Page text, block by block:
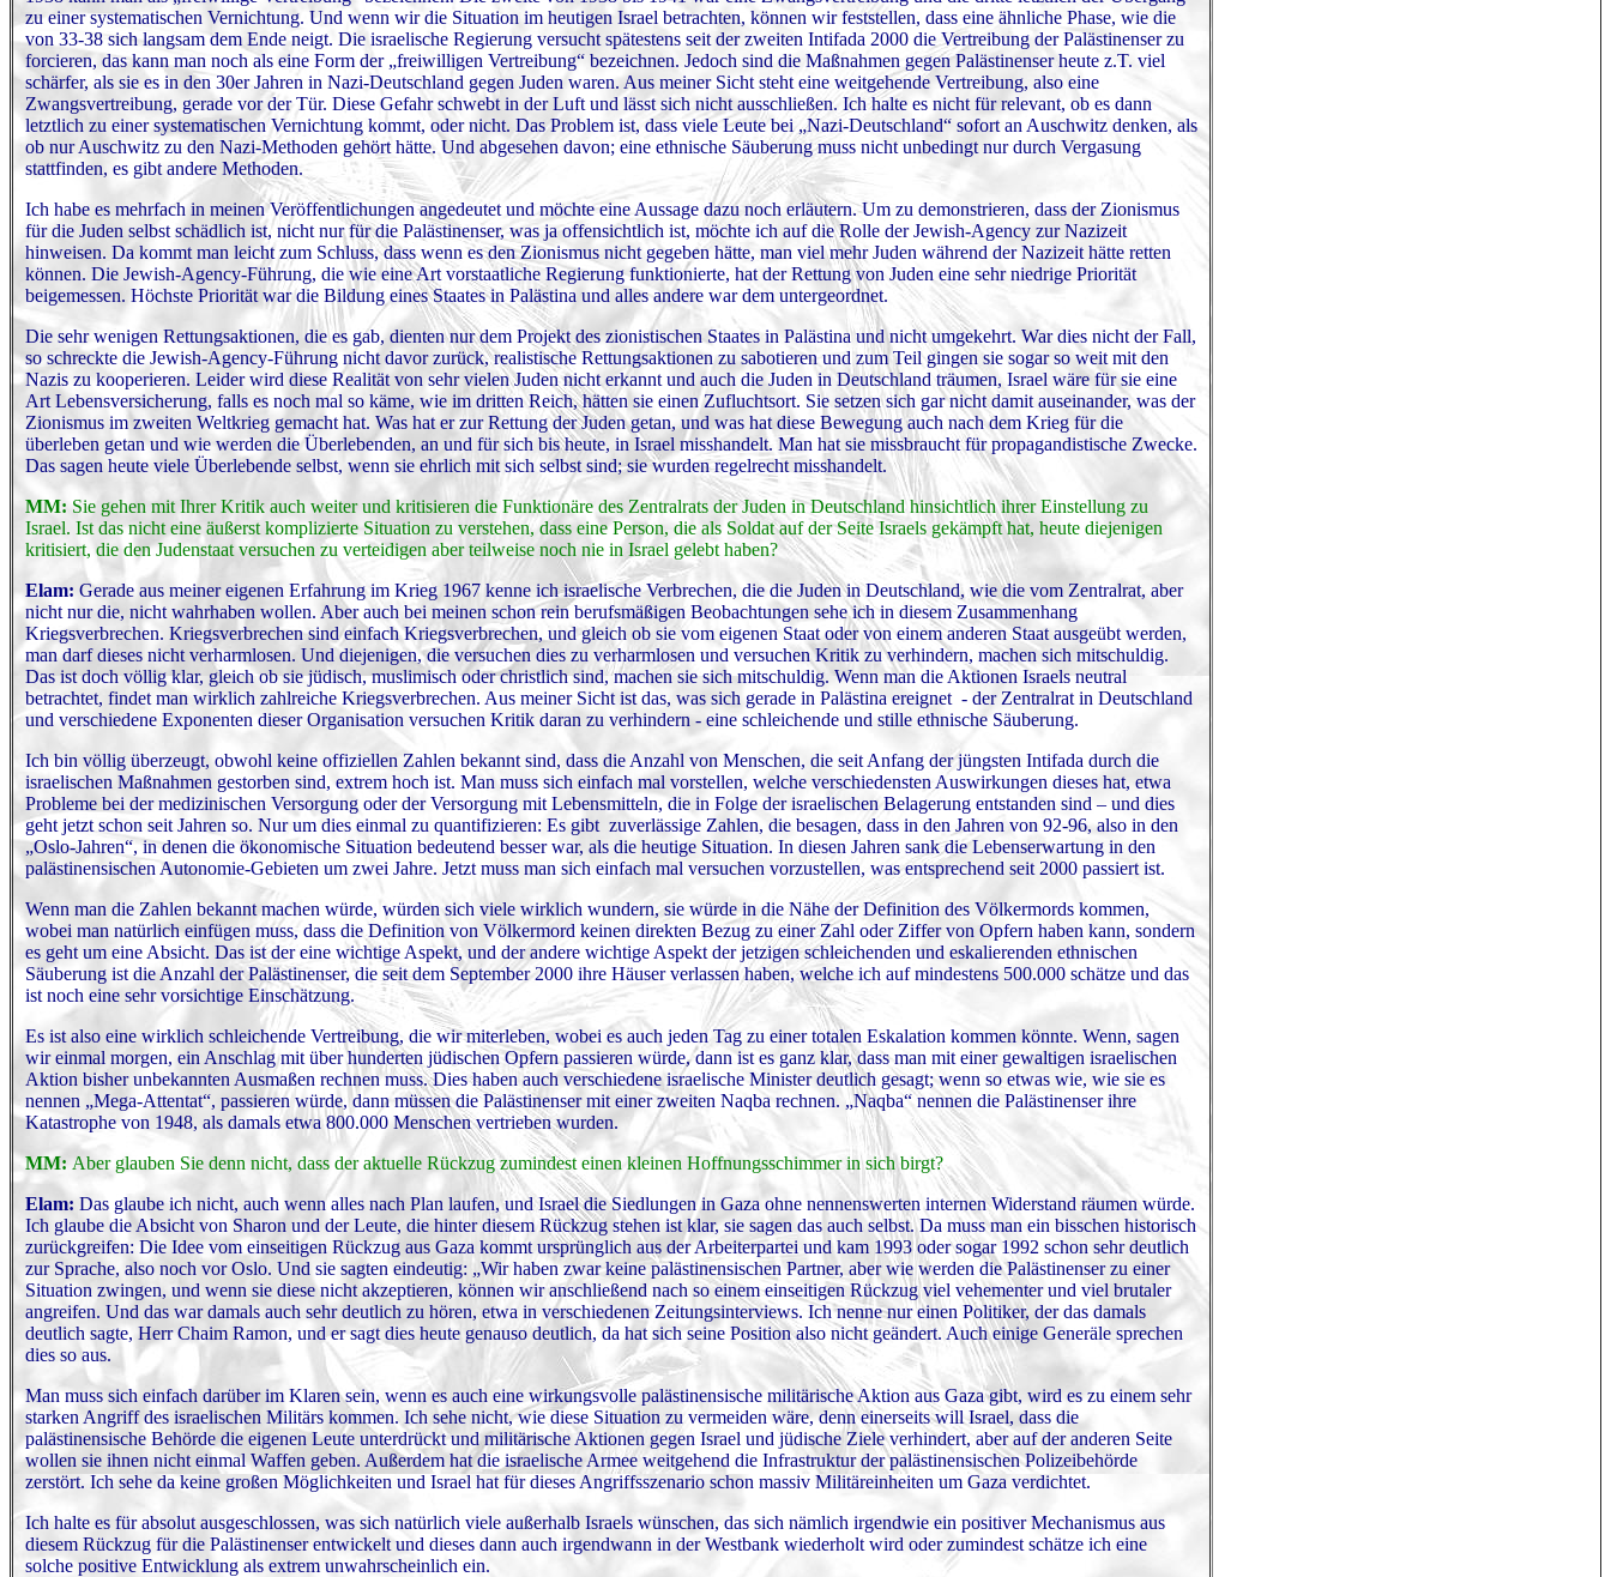
zu einer systematischen Vernichtung. Und wenn wir die Situation im heutigen Israel betrachten, können wir feststellen, dass eine ähnliche Phase, wie die
von 33-38 sich langsam dem Ende neigt. Die israelische Regierung versucht spätestens seit der zweiten Intifada 2000 die Vertreibung der Palästinenser zu
forcieren, das kann man noch als eine Form der „freiwilligen Vertreibung“ bezeichnen. Jedoch sind die Maßnahmen gegen Palästinenser heute z.T. viel
schärfer, als sie es in den 30er Jahren in Nazi-Deutschland gegen Juden waren. Aus meiner Sicht steht eine weitgehende Vertreibung, also eine
Zwangsvertreibung, gerade vor der Tür. Diese Gefahr schwebt in der Luft und lässt sich nicht ausschließen. Ich halte es nicht für relevant, ob es dann
letztlich zu einer systematischen Vernichtung kommt, oder nicht. Das Problem ist, dass viele Leute bei „Nazi-Deutschland“ sofort an Auschwitz denken, als
ob nur Auschwitz zu den Nazi-Methoden gehört hätte. Und abgesehen davon; eine ethnische Säuberung muss nicht unbedingt nur durch Vergasung
stattfinden, es gibt andere Methoden.
Ich habe es mehrfach in meinen Veröffentlichungen angedeutet und möchte eine Aussage dazu noch erläutern. Um zu demonstrieren, dass der Zionismus
für die Juden selbst schädlich ist, nicht nur für die Palästinenser, was ja offensichtlich ist, möchte ich auf die Rolle der Jewish-Agency zur Nazizeit
hinweisen. Da kommt man leicht zum Schluss, dass wenn es den Zionismus nicht gegeben hätte, man viel mehr Juden während der Nazizeit hätte retten
können. Die Jewish-Agency-Führung, die wie eine Art vorstaatliche Regierung funktionierte, hat der Rettung von Juden eine sehr niedrige Priorität
beigemessen. Höchste Priorität war die Bildung eines Staates in Palästina und alles andere war dem untergeordnet.
Die sehr wenigen Rettungsaktionen, die es gab, dienten nur dem Projekt des zionistischen Staates in Palästina und nicht umgekehrt. War dies nicht der Fall,
so schreckte die Jewish-Agency-Führung nicht davor zurück, realistische Rettungsaktionen zu sabotieren und zum Teil gingen sie sogar so weit mit den
Nazis zu kooperieren. Leider wird diese Realität von sehr vielen Juden nicht erkannt und auch die Juden in Deutschland träumen, Israel wäre für sie eine
Art Lebensversicherung, falls es noch mal so käme, wie im dritten Reich, hätten sie einen Zufluchtsort. Sie setzen sich gar nicht damit auseinander, was der
Zionismus im zweiten Weltkrieg gemacht hat. Was hat er zur Rettung der Juden getan, und was hat diese Bewegung auch nach dem Krieg für die
überleben getan und wie werden die Überlebenden, an und für sich bis heute, in Israel misshandelt. Man hat sie missbraucht für propagandistische Zwecke.
Das sagen heute viele Überlebende selbst, wenn sie ehrlich mit sich selbst sind; sie wurden regelrecht misshandelt.
MM:Sie gehen mit Ihrer Kritik auch weiter und kritisieren die Funktionäre des Zentralrats der Juden in Deutschland hinsichtlich ihrer Einstellung zu
Israel. Ist das nicht eine äußerst komplizierte Situation zu verstehen, dass eine Person, die als Soldat auf der Seite Israels gekämpft hat, heute diejenigen
kritisiert, die den Judenstaat versuchen zu verteidigen aber teilweise noch nie in Israel gelebt haben?
Elam: Gerade aus meiner eigenen Erfahrung im Krieg 1967 kenne ich israelische Verbrechen, die die Juden in Deutschland, wie die vom Zentralrat, aber
nicht nur die, nicht wahrhaben wollen. Aber auch bei meinen schon rein berufsmäßigen Beobachtungen sehe ich in diesem Zusammenhang
Kriegsverbrechen. Kriegsverbrechen sind einfach Kriegsverbrechen, und gleich ob sie vom eigenen Staat oder von einem anderen Staat ausgeübt werden,
man darf dieses nicht verharmlosen. Und diejenigen, die versuchen dies zu verharmlosen und versuchen Kritik zu verhindern, machen sich mitschuldig.
Das ist doch völlig klar, gleich ob sie jüdisch, muslimisch oder christlich sind, machen sie sich mitschuldig. Wenn man die Aktionen Israels neutral
betrachtet, findet man wirklich zahlreiche Kriegsverbrechen. Aus meiner Sicht ist das, was sich gerade in Palästina ereignet - der Zentralrat in Deutschland
und verschiedene Exponenten dieser Organisation versuchen Kritik daran zu verhindern - eine schleichende und stille ethnische Säuberung.
Ich bin völlig überzeugt, obwohl keine offiziellen Zahlen bekannt sind, dass die Anzahl von Menschen, die seit Anfang der jüngsten Intifada durch die
israelischen Maßnahmen gestorben sind, extrem hoch ist. Man muss sich einfach mal vorstellen, welche verschiedensten Auswirkungen dieses hat, etwa
Probleme bei der medizinischen Versorgung oder der Versorgung mit Lebensmitteln, die in Folge der israelischen Belagerung entstanden sind – und dies
geht jetzt schon seit Jahren so. Nur um dies einmal zu quantifizieren: Es gibt zuverlässige Zahlen, die besagen, dass in den Jahren von 92-96, also in den
„Oslo-Jahren“, in denen die ökonomische Situation bedeutend besser war, als die heutige Situation. In diesen Jahren sank die Lebenserwartung in den
palästinensischen Autonomie-Gebieten um zwei Jahre. Jetzt muss man sich einfach mal versuchen vorzustellen, was entsprechend seit 2000 passiert ist.
Wenn man die Zahlen bekannt machen würde, würden sich viele wirklich wundern, sie würde in die Nähe der Definition des Völkermords kommen,
wobei man natürlich einfügen muss, dass die Definition von Völkermord keinen direkten Bezug zu einer Zahl oder Ziffer von Opfern haben kann, sondern
es geht um eine Absicht. Das ist der eine wichtige Aspekt, und der andere wichtige Aspekt der jetzigen schleichenden und eskalierenden ethnischen
Säuberung ist die Anzahl der Palästinenser, die seit dem September 2000 ihre Häuser verlassen haben, welche ich auf mindestens 500.000 schätze und das
ist noch eine sehr vorsichtige Einschätzung.
Es ist also eine wirklich schleichende Vertreibung, die wir miterleben, wobei es auch jeden Tag zu einer totalen Eskalation kommen könnte. Wenn, sagen
wir einmal morgen, ein Anschlag mit über hunderten jüdischen Opfern passieren würde, dann ist es ganz klar, dass man mit einer gewaltigen israelischen
Aktion bisher unbekannten Ausmaßen rechnen muss. Dies haben auch verschiedene israelische Minister deutlich gesagt; wenn so etwas wie, wie sie es
nennen „Mega-Attentat“, passieren würde, dann müssen die Palästinenser mit einer zweiten Naqba rechnen. „Naqba“ nennen die Palästinenser ihre
Katastrophe von 1948, als damals etwa 800.000 Menschen vertrieben wurden.
MM: Aber glauben Sie denn nicht, dass der aktuelle Rückzug zumindest einen kleinen Hoffnungsschimmer in sich birgt?
Elam: Das glaube ich nicht, auch wenn alles nach Plan laufen, und Israel die Siedlungen in Gaza ohne nennenswerten internen Widerstand räumen würde.
Ich glaube die Absicht von Sharon und der Leute, die hinter diesem Rückzug stehen ist klar, sie sagen das auch selbst. Da muss man ein bisschen historisch
zurückgreifen: Die Idee vom einseitigen Rückzug aus Gaza kommt ursprünglich aus der Arbeiterpartei und kam 1993 oder sogar 1992 schon sehr deutlich
zur Sprache, also noch vor Oslo. Und sie sagten eindeutig: „Wir haben zwar keine palästinensischen Partner, aber wie werden die Palästinenser zu einer
Situation zwingen, und wenn sie diese nicht akzeptieren, können wir anschließend nach so einem einseitigen Rückzug viel vehementer und viel brutaler
angreifen. Und das war damals auch sehr deutlich zu hören, etwa in verschiedenen Zeitungsinterviews. Ich nenne nur einen Politiker, der das damals
deutlich sagte, Herr Chaim Ramon, und er sagt dies heute genauso deutlich, da hat sich seine Position also nicht geändert. Auch einige Generäle sprechen
dies so aus.
Man muss sich einfach darüber im Klaren sein, wenn es auch eine wirkungsvolle palästinensische militärische Aktion aus Gaza gibt, wird es zu einem sehr
starken Angriff des israelischen Militärs kommen. Ich sehe nicht, wie diese Situation zu vermeiden wäre, denn einerseits will Israel, dass die
palästinensische Behörde die eigenen Leute unterdrückt und militärische Aktionen gegen Israel und jüdische Ziele verhindert, aber auf der anderen Seite
wollen sie ihnen nicht einmal Waffen geben. Außerdem hat die israelische Armee weitgehend die Infrastruktur der palästinensischen Polizeibehörde
zerstört. Ich sehe da keine großen Möglichkeiten und Israel hat für dieses Angriffsszenario schon massiv Militäreinheiten um Gaza verdichtet.
Ich halte es für absolut ausgeschlossen, was sich natürlich viele außerhalb Israels wünschen, das sich nämlich irgendwie ein positiver Mechanismus aus
diesem Rückzug für die Palästinenser entwickelt und dieses dann auch irgendwann in der Westbank wiederholt wird oder zumindest schätze ich eine
solche positive Entwicklung als extrem unwahrscheinlich ein.